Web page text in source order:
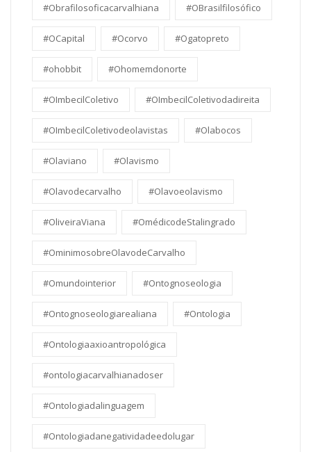
#Obrafilosoficacarvalhiana #OBrasilfilosófico
#OCapital #Ocorvo #Ogatopreto
#ohobbit #Ohomemdonorte
#OImbecilColetivo #OImbecilColetivodadireita
#OImbecilColetivodeolavistas #Olabocos
#Olaviano #Olavismo
#Olavodecarvalho #Olavoeolavismo
#OliveiraViana #OmédicodeStalingrado
#OminimosobreOlavodeCarvalho
#Omundointerior #Ontognoseologia
#Ontognoseologiarealiana #Ontologia
#Ontologiaaxioantropológica
#ontologiacarvalhianadoser
#Ontologiadalinguagem
#Ontologiadanegatividadeedolugar